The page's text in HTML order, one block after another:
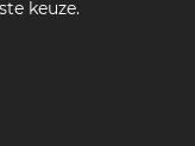
keuze.